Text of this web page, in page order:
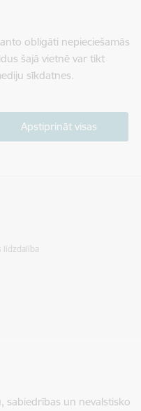
obligāti nepieciešamās
šajā vietnē var tikt
sīkdatnes.
Apstiprināt visas
līdzdalība
sabiedrības un nevalstisko